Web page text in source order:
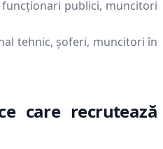
funcționari publici, muncitori
tehnic, șoferi, muncitori în
care recrutează